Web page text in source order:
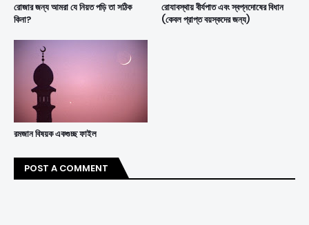
রোজার জন্য আমরা যে নিয়ত পড়ি তা সঠিক
কিনা?
রোযাবস্থায় বীর্যপাত এবং স্বপ্নদোষের বিধান
(কেবল প্রাপ্ত বয়স্কদের জন্য)
রমজান বিষয়ক একগুচ্ছ ফাইল
POST A COMMENT